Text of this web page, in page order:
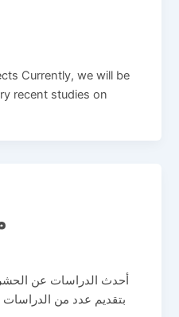
Currently, we will be
recent studies on
أحدث الدراسات عن
بتقديم عدد من